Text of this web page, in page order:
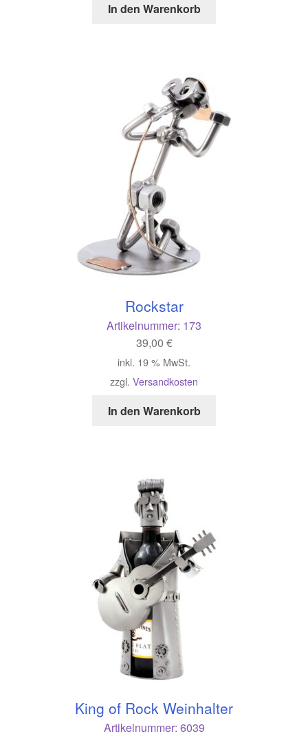
In den Warenkorb
Rockstar
Artikelnummer: 173
39,00 €
inkl. 19 % MwSt.
zzgl. Versandkosten
In den Warenkorb
King of Rock Weinhalter
Artikelnummer: 6039